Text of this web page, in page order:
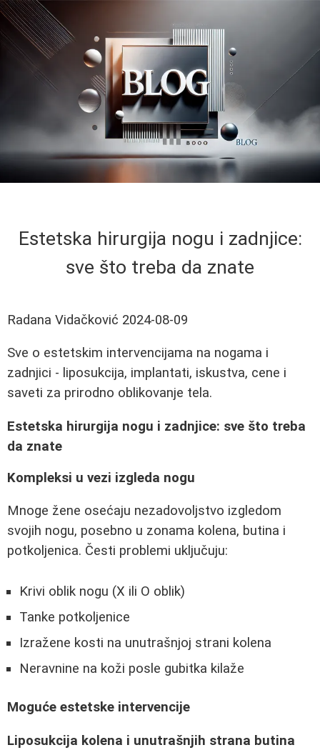
Estetska hirurgija nogu i zadnjice:
sve što treba da znate
Radana Vidačković 2024-08-09
Sve o estetskim intervencijama na nogama i
zadnjici - liposukcija, implantati, iskustva, cene i
saveti za prirodno oblikovanje tela.
Estetska hirurgija nogu i zadnjice: sve što treba
da znate
Kompleksi u vezi izgleda nogu
Mnoge žene osećaju nezadovoljstvo izgledom
svojih nogu, posebno u zonama kolena, butina i
potkoljenica. Česti problemi uključuju:
Krivi oblik nogu (X ili O oblik)
Tanke potkoljenice
Izražene kosti na unutrašnjoj strani kolena
Neravnine na koži posle gubitka kilaže
Moguće estetske intervencije
Liposukcija kolena i unutrašnjih strana butina